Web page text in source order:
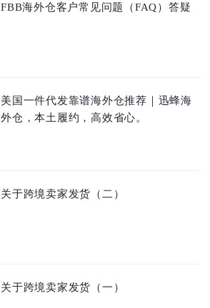
FBB海外仓客户常见问题（FAQ）答疑
美国一件代发靠谱海外仓推荐｜迅蜂海
外仓，本土履约，高效省心。
关于跨境卖家发货（二）
关于跨境卖家发货（一）